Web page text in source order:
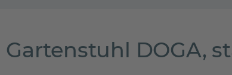
Gartenstuhl DOGA,